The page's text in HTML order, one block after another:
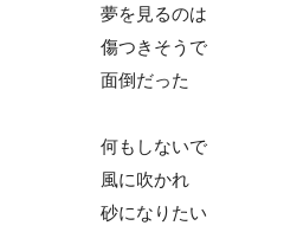
夢を見るのは
傷つきそうで
面倒だった
何もしないで
風に吹かれ
砂になりたい